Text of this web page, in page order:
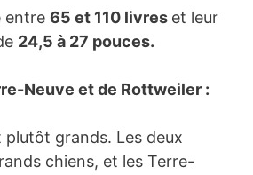
entre 65 et 110 livres et leur
24,5 à 27 pouces.
Neuve et de Rottweiler :
plutôt grands. Les deux
chiens, et les Terre-